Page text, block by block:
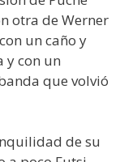
otra de Werner
un caño y
y con un
que volvió
de su